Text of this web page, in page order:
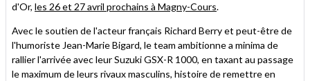
d'Or, les 26 et 27 avril prochains à Magny-Cours.
Avec le soutien de l'acteur français Richard Berry et peut-être de
l'humoriste Jean-Marie Bigard, le team ambitionne a minima de
rallier l'arrivée avec leur Suzuki GSX-R 1000, en taxant au passage
le maximum de leurs rivaux masculins, histoire de remettre en